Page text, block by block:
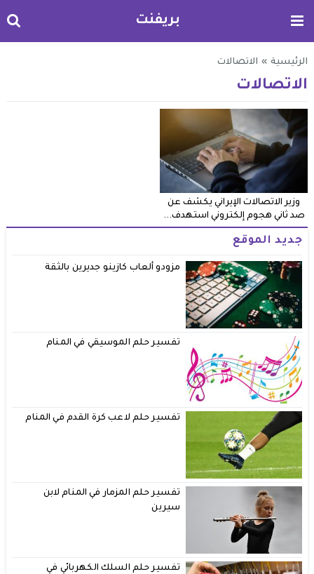
بريفنت
الرئيسية » الاتصالات
الاتصالات
وزير الاتصالات الإيراني يكشف عن
صد ثاني هجوم إلكتروني استهدف...
جديد الموقع
مزودو ألعاب كازينو جديرين بالثقة
تفسير حلم الموسيقي في المنام
تفسير حلم لاعب كرة القدم في المنام
تفسير حلم المزمار في المنام لابن
سيرين
تفسير حلم السلك الكهربائي في